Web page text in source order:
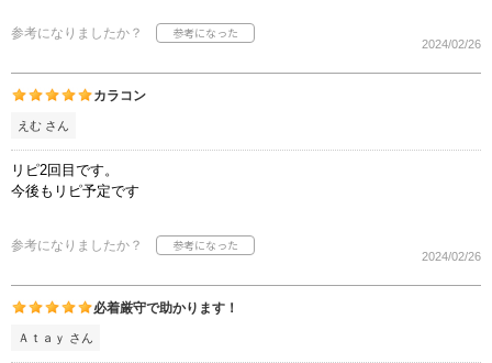
参考になりましたか？
2024/02/26
カラコン
えむ さん
リピ2回目です。
今後もリピ予定です
参考になりましたか？
2024/02/26
必着厳守で助かります！
Ａｔａｙ さん